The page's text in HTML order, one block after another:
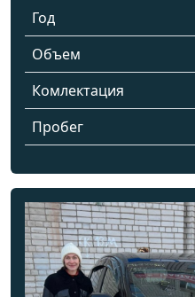
Год
Объем
Комлектация
Пробег